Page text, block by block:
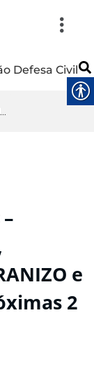
Defesa Civil
e
2